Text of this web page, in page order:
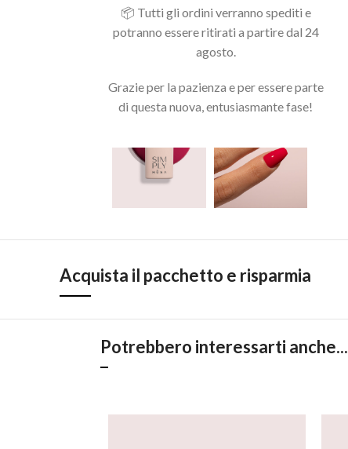
📦 Tutti gli ordini verranno spediti e
potranno essere ritirati a partire dal 24
agosto.
Grazie per la pazienza e per essere parte
di questa nuova, entusiasmante fase!
Acquista il pacchetto e risparmia
Potrebbero interessarti anche...